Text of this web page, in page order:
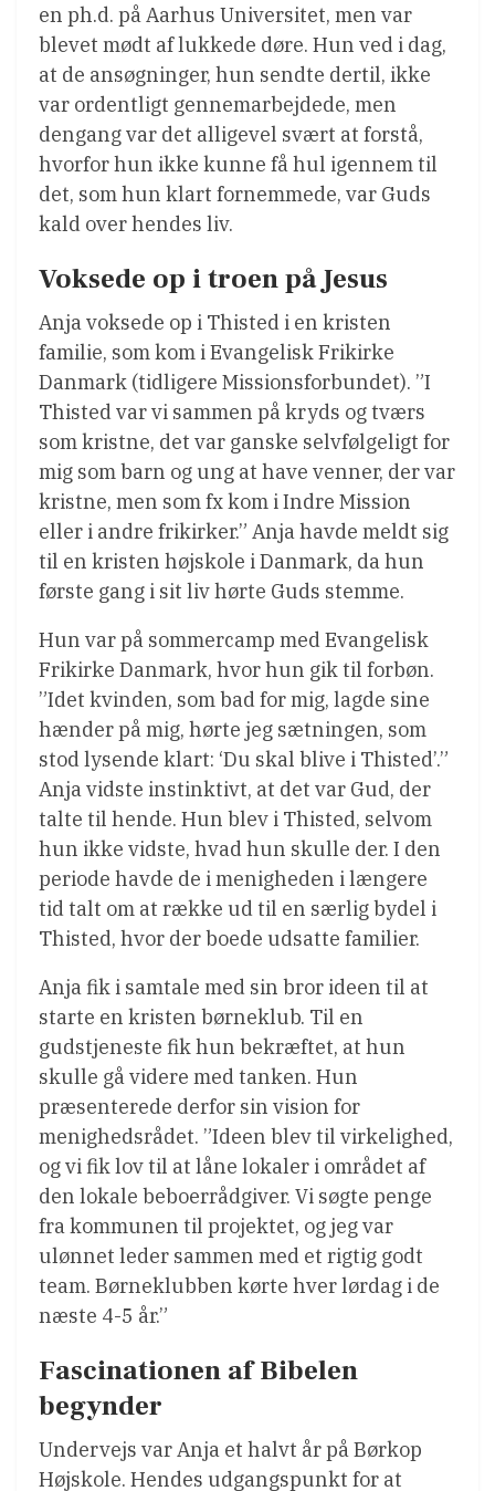
en ph.d. på Aarhus Universitet, men var
blevet mødt af lukkede døre. Hun ved i dag,
at de ansøgninger, hun sendte dertil, ikke
var ordentligt gennemarbejdede, men
dengang var det alligevel svært at forstå,
hvorfor hun ikke kunne få hul igennem til
det, som hun klart fornemmede, var Guds
kald over hendes liv.
Voksede op i troen på Jesus
Anja voksede op i Thisted i en kristen
familie, som kom i Evangelisk Frikirke
Danmark (tidligere Missionsforbundet). ”I
Thisted var vi sammen på kryds og tværs
som kristne, det var ganske selvfølgeligt for
mig som barn og ung at have venner, der var
kristne, men som fx kom i Indre Mission
eller i andre frikirker.” Anja havde meldt sig
til en kristen højskole i Danmark, da hun
første gang i sit liv hørte Guds stemme.
Hun var på sommercamp med Evangelisk
Frikirke Danmark, hvor hun gik til forbøn.
”Idet kvinden, som bad for mig, lagde sine
hænder på mig, hørte jeg sætningen, som
stod lysende klart: ‘Du skal blive i Thisted’.”
Anja vidste instinktivt, at det var Gud, der
talte til hende. Hun blev i Thisted, selvom
hun ikke vidste, hvad hun skulle der. I den
periode havde de i menigheden i længere
tid talt om at række ud til en særlig bydel i
Thisted, hvor der boede udsatte familier.
Anja fik i samtale med sin bror ideen til at
starte en kristen børneklub. Til en
gudstjeneste fik hun bekræftet, at hun
skulle gå videre med tanken. Hun
præsenterede derfor sin vision for
menighedsrådet. ”Ideen blev til virkelighed,
og vi fik lov til at låne lokaler i området af
den lokale beboerrådgiver. Vi søgte penge
fra kommunen til projektet, og jeg var
ulønnet leder sammen med et rigtig godt
team. Børneklubben kørte hver lørdag i de
næste 4-5 år.”
Fascinationen af Bibelen
begynder
Undervejs var Anja et halvt år på Børkop
Højskole. Hendes udgangspunkt for at